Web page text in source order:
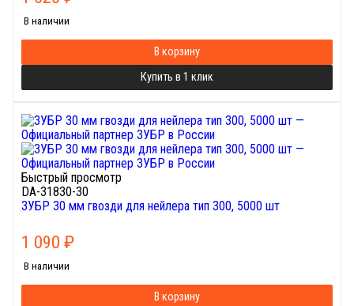
В наличии
В корзину
Купить в 1 клик
Быстрый просмотр
DA-31830-30
ЗУБР 30 мм гвозди для нейлера тип 300, 5000 шт
1 090 ₽
В наличии
В корзину